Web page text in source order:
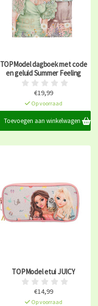
TOPModel dagboek met code
en geluid Summer Feeling
€19,99
Op voorraad
Toevoegen aan winkelwagen
TOPModel etui JUICY
€14,99
Op voorraad